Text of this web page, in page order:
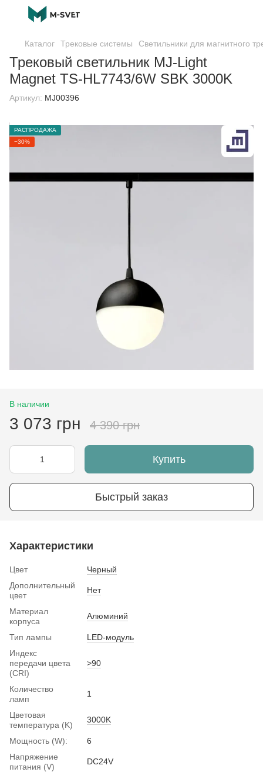
Каталог Трековые системы Светильники для магнитного
Трековый светильник MJ-Light
Magnet TS-HL7743/6W SBK 3000K
Артикул: MJ00396
РАСПРОДАЖА
−30%
В наличии
3 073 грн 4 390 грн
Купить
Быстрый заказ
Характеристики
Цвет
Черный
Дополнительный
цвет
Нет
Материал
корпуса
Алюминий
Тип лампы
LED-модуль
Индекс
передачи цвета
(CRI)
>90
Количество
ламп
1
Цветовая
температура (K)
3000K
Мощность (W):
6
Напряжение
питания (V)
DC24V